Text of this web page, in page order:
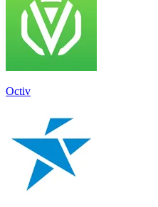
Octiv